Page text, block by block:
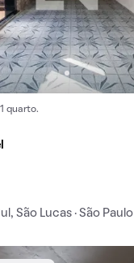
quarto.
São Lucas · São Paulo